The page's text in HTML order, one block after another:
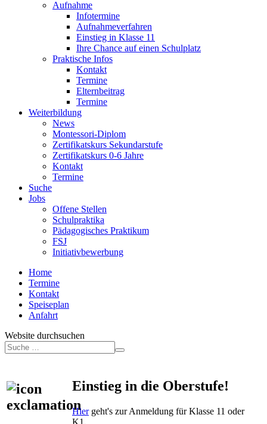
Aufnahme
Infotermine
Aufnahmeverfahren
Einstieg in Klasse 11
Ihre Chance auf einen Schulplatz
Praktische Infos
Kontakt
Termine
Elternbeitrag
Termine
Weiterbildung
News
Montessori-Diplom
Zertifikatskurs Sekundarstufe
Zertifikatskurs 0-6 Jahre
Kontakt
Termine
Suche
Jobs
Offene Stellen
Schulpraktika
Pädagogisches Praktikum
FSJ
Initiativbewerbung
Home
Termine
Kontakt
Speiseplan
Anfahrt
Website durchsuchen
Einstieg in die Oberstufe!
Hiergeht's zur Anmeldung für Klasse 11 oder
K1.